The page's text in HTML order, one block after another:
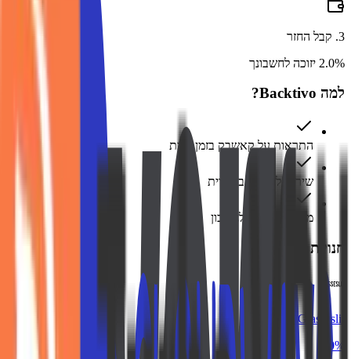
3
. קבל החזר
2.0% יזוכה לחשבונך
למה Backtivo?
התראות על קאשבק בזמן אמת
שירות לקוחות בעברית
משיכה מהירה לחשבון
חנויות דומות
Glasseslit
10%